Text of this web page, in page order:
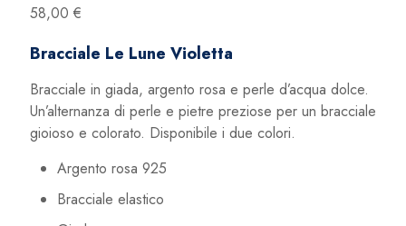
58,00 €
Bracciale Le Lune Violetta
Bracciale in giada, argento rosa e perle d’acqua dolce.
Un’alternanza di perle e pietre preziose per un bracciale
gioioso e colorato. Disponibile i due colori.
Argento rosa 925
Bracciale elastico